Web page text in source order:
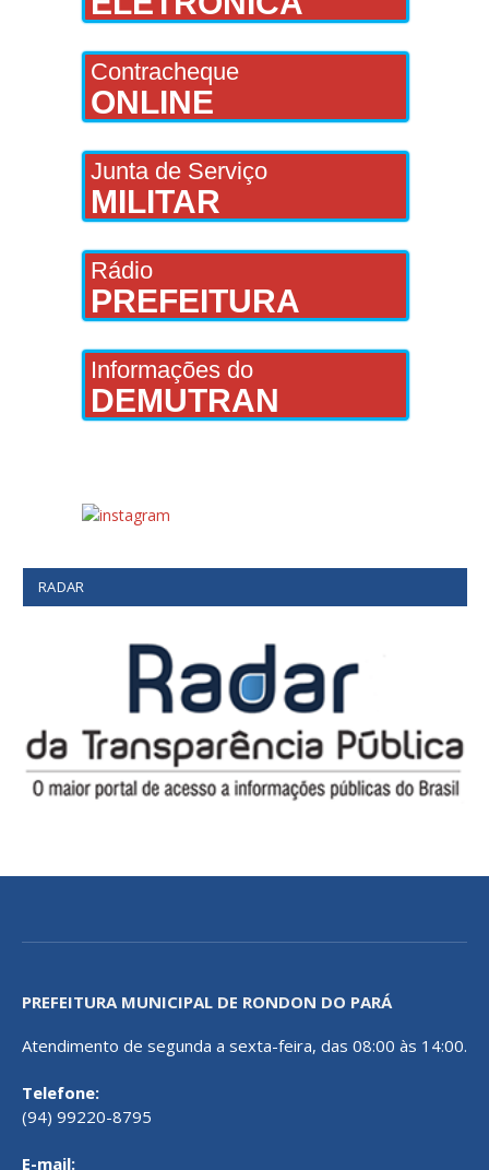
Contracheque
ONLINE
Junta de Serviço
MILITAR
Rádio
PREFEITURA
Informações do
DEMUTRAN
RADAR
PREFEITURA MUNICIPAL DE RONDON DO PARÁ
Atendimento de segunda a sexta-feira, das 08:00 às 14:00.
Telefone:
(94) 99220-8795
E-mail: